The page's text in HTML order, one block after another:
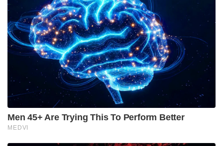
പ്രവർത്തിക്കുന്നത്. ഭാരതത്തിൽ നിന്നുള്ള യുവാക്കളെ
വലിയ തോതിൽ തങ്ങളുടെ വലയിലാക്കുക എന്ന
ലക്ഷ്യത്തോടെ ഇരുവിഭാഗങ്ങളും സംയുക്തമായാണ്
പദ്ധതികൾ ആസൂത്രണം ചെയ്യുന്നത്.
ബംഗ്ലാദേശിൽ മതേതര ചിന്താഗതിക്കാരായ
എഴുത്തുകാരെയും ബ്ലോഗർമാരെയും ക്രൂരമായി
കൊലപ്പെടുത്തിയ രക്തരൂക്ഷിതമായ ചരിത്രമാണ്
എബിടിക്കുള്ളത്. അവിടെ സുരക്ഷാസേനകളിൽ
നിന്നും കടുത്ത തിരിച്ചടി നേരിട്ടതോടെയാണ് ഇവർ
ഭാരതത്തിലേക്ക് കണ്ണ് വെച്ചിരിക്കുന്നത്.